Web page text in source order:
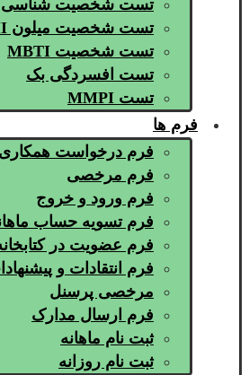
تست شخصیت شناسی
تست شخصیت میلون MCMI
تست شخصیت MBTI
تست افسردگی بک
تست MMPI
فرم ها
فرم درخواست همکاری
فرم مرخصی
فرم ورود و خروج
فرم تسویه حساب
فرم عضویت در
فرم انتقادات و
مرخصی پرسنل
فرم ارسال مدارک
ثبت نام ماهانه
ثبت نام روزانه